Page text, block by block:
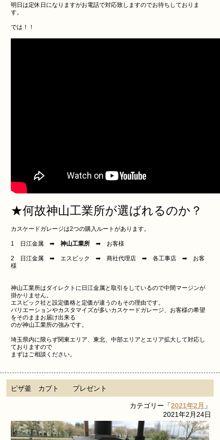
明日は定休日になりますがお電話で対応致しますのでお待ちしておりま
す。
では！！
★何故神山工業所が選ばれるのか？
カスケードガレージは2つの購入ルートがあります。
1 日江金属 ➡ 神山工業所➡ お客様
2 日江金属 ➡ エスビック ➡ 商社代理店 ➡ 各工事店 ➡ お客
様
神山工業所はダイレクトに日江金属と取引をしているので中間マージンが
掛かりません。
エスビック社と設定価格と定価が違うのもその理由です。
バリエーションやカスタマイズが多いカスケードガレージ、お客様の希望
をそのままお届け出来る
のが神山工業所の強みです。
埼玉県内に限らず関東エリア、東北、中部エリアとエリア拡大して対応し
ておりますので
まずはご相談ください。
ピザ釜 カブト プレゼント
カテゴリー「2021年2月 」
2021年2月24日